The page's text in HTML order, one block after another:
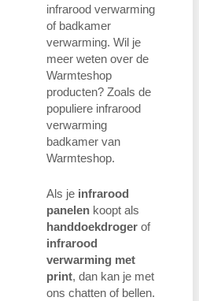
infrarood verwarming
of badkamer
verwarming. Wil je
meer weten over de
Warmteshop
producten? Zoals de
populiere infrarood
verwarming
badkamer van
Warmteshop.
Als je infrarood
panelen koopt als
handdoekdroger of
infrarood
verwarming met
print, dan kan je met
ons chatten of bellen.